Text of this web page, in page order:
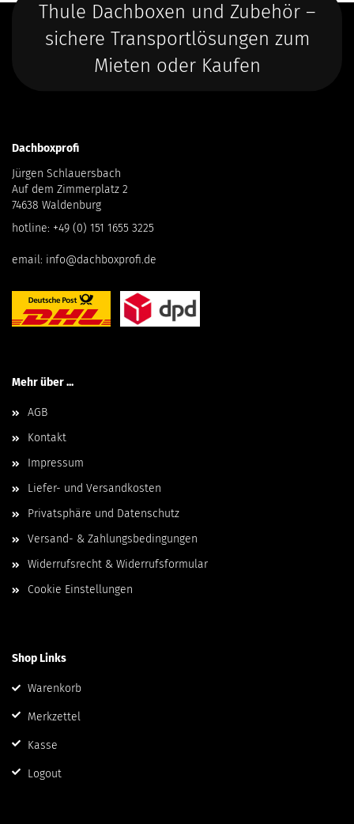
Thule Dachboxen und Zubehör –
sichere Transportlösungen zum
Mieten oder Kaufen
Dachboxprofi
Jürgen Schlauersbach
Auf dem Zimmerplatz 2
74638 Waldenburg
hotline: +49 (0) 151 1655 3225
email: info@dachboxprofi.de
Mehr über ...
AGB
Kontakt
Impressum
Liefer- und Versandkosten
Privatsphäre und Datenschutz
Versand- & Zahlungsbedingungen
Widerrufsrecht & Widerrufsformular
Cookie Einstellungen
Shop Links
Warenkorb
Merkzettel
Kasse
Logout